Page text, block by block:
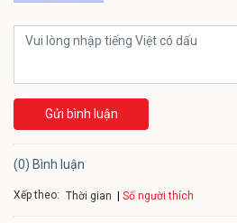
Gửi bình luận
(0) Bình luận
Xếp theo: Thời gian Số người thích